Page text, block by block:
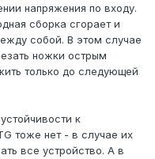
напряжения по входу.
сборка сгорает и
собой. В этом случае
ножки острым
только до следующей
к
тоже нет - в случае их
все устройство. А в